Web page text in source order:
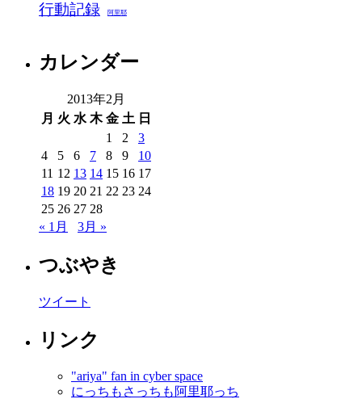
行動記録 阿里耶
カレンダー
2013年2月
月 火 水 木 金 土 日
1
2
3
4
5 6 7 8 9
10
11 12 13 14 15 16 17
18 19 20 21 22 23 24
25 26 27 28
« 1月
3月 »
つぶやき
ツイート
リンク
"ariya" fan in cyber space
にっちもさっちも阿里耶っち